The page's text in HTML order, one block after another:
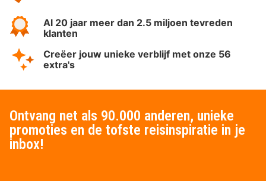
Al 20 jaar meer dan 2.5 miljoen tevreden
klanten
Creëer jouw unieke verblijf met onze 56
extra's
Ontvang net als 90.000 anderen, unieke
promoties en de tofste reisinspiratie in je
inbox!